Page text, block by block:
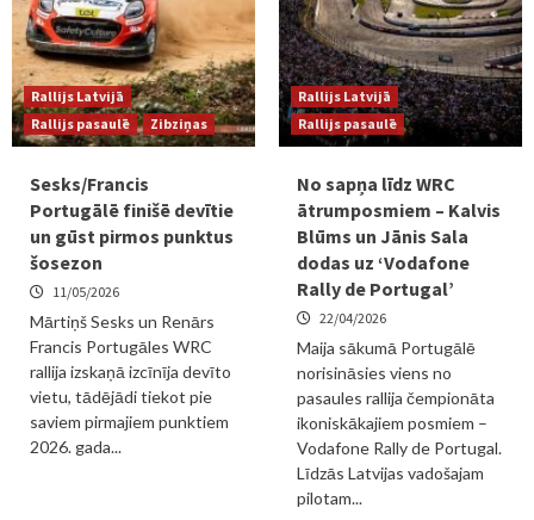
Rallijs Latvijā
Rallijs pasaulē
Zibziņas
Sesks/Francis
Portugālē finišē devītie
un gūst pirmos punktus
šosezon
11/05/2026
Mārtiņš Sesks un Renārs
Francis Portugāles WRC
rallija izskaņā izcīnīja devīto
vietu, tādējādi tiekot pie
saviem pirmajiem punktiem
2026. gada...
Rallijs Latvijā
Rallijs pasaulē
No sapņa līdz WRC
ātrumposmiem – Kalvis
Blūms un Jānis Sala
dodas uz ‘Vodafone
Rally de Portugal’
22/04/2026
Maija sākumā Portugālē
norisināsies viens no
pasaules rallija čempionāta
ikoniskākajiem posmiem –
Vodafone Rally de Portugal.
Līdzās Latvijas vadošajam
pilotam...